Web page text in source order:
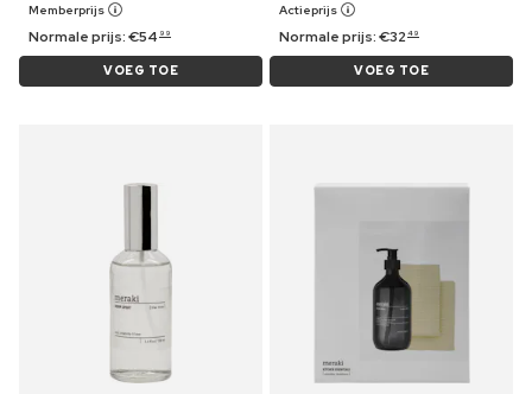
Memberprijs
Normale prijs:€54 99
VOEG TOE
Actieprijs
Normale prijs:€32 49
VOEG TOE